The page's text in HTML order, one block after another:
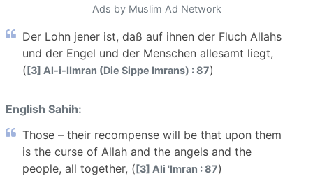
Ads by Muslim Ad Network
Der Lohn jener ist, daß auf ihnen der Fluch Allahs
und der Engel und der Menschen allesamt liegt,
([3] Al-i-IImran (Die Sippe Imrans) : 87)
English Sahih:
Those – their recompense will be that upon them
is the curse of Allah and the angels and the
people, all together, ([3] Ali 'Imran : 87)